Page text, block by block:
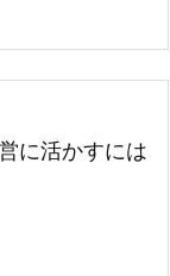
に活かすには